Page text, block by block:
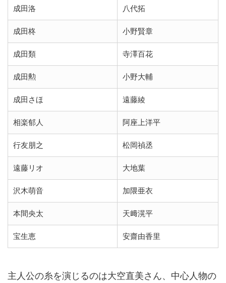
成田洛 八代拓
成田柊 小野賢章
成田類 寺澤百花
成田勲 小野大輔
成田さほ 遠藤綾
相楽郁人 阿座上洋平
行友朋之 松岡禎丞
遠藤リオ 大地葉
沢木萌音 加隈亜衣
本間央太 天﨑滉平
宝生恵 安齋由香里
主人公の糸を演じるのは大空直美さん、中心人物の